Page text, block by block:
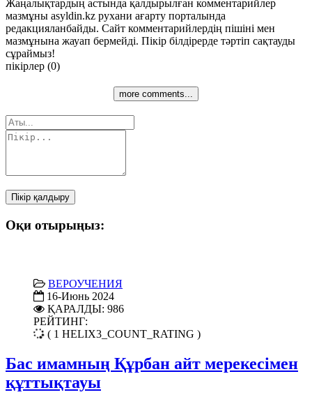
Жаңалықтардың астында қалдырылған комментарийлер
мазмұны asyldin.kz рухани ағарту порталында
редакцияланбайды. Сайт комментарийлердің пішіні мен
мазмұнына жауап бермейді. Пікір білдірерде тәртіп сақтауды
сұраймыз!
пікірлер (0)
more comments...
Пікір қалдыру
Оқи отырыңыз:
ВЕРОУЧЕНИЯ
16-Июнь 2024
ҚАРАЛДЫ: 986
РЕЙТИНГ:
( 1 HELIX3_COUNT_RATING )
Бас имамның Құрбан айт мерекесімен
құттықтауы